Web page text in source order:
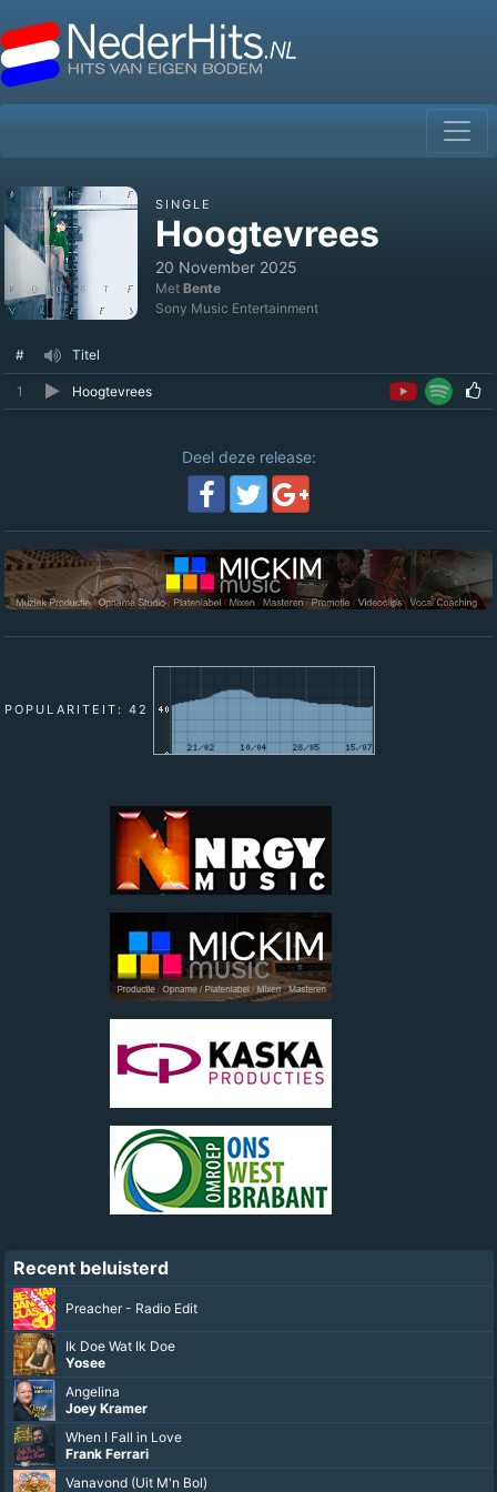
SINGLE
Hoogtevrees
20 November 2025
Met Bente
Sony Music Entertainment
# Titel
1 Hoogtevrees
Deel deze release:
POPULARITEIT: 42
Recent beluisterd
Preacher - Radio Edit
Ik Doe Wat Ik Doe
Yosee
Angelina
Joey Kramer
When I Fall in Love
Frank Ferrari
Vanavond (Uit M'n Bol)